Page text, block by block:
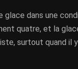
dans une
quatre, et la
surtout quand il